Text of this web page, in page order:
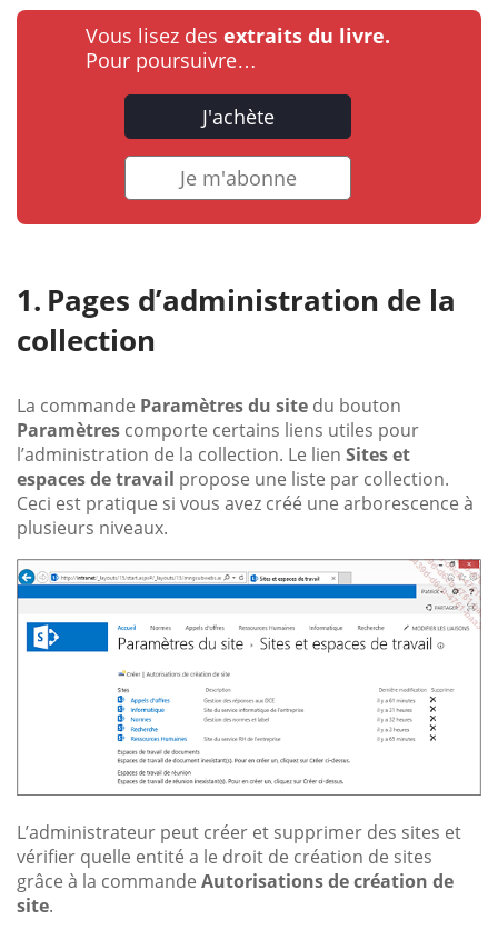
Vous lisez des extraits du livre.
Pour poursuivre…
J'achète
Je m'abonne
Pages d’administration de la
collection
La commande Paramètres du site du bouton
Paramètres comporte certains liens utiles pour
l’administration de la collection. Le lien Sites et
espaces de travail propose une liste par collection.
Ceci est pratique si vous avez créé une arborescence à
plusieurs niveaux.
L’administrateur peut créer et supprimer des sites et
vérifier quelle entité a le droit de création de sites
grâce à la commande Autorisations de création de
site.